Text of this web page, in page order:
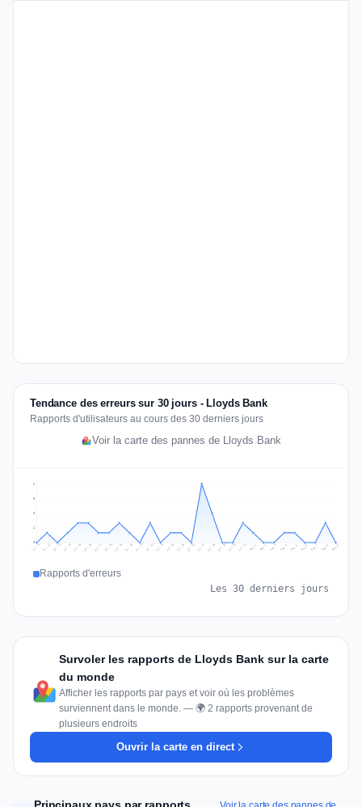
Tendance des erreurs sur 30 jours - Lloyds Bank
Rapports d'utilisateurs au cours des 30 derniers jours
Voir la carte des pannes de Lloyds Bank
2
3
5
6
Jul 11 Jul 12 Jul 13 Jul 14 Jul 15 Jul 16 Jul 17 Jul 18 Jul 19 Jul 20 Jul 21 Jul 22 Jul 23 Jul 24 Jul 25 Jul 26 Jul 27 Jul 28 Jul 29 Jul 30 Jul 31 Aug 1 Aug 2 Aug 3 Aug 4 Aug 5 Aug 6 Aug 7 Aug 8 Aug 9
Rapports d'erreurs
Les 30 derniers jours
Survoler les rapports de Lloyds Bank sur la carte
du monde
Afficher les rapports par pays et voir où les problèmes
surviennent dans le monde. — 🌍 2 rapports provenant de
plusieurs endroits
Ouvrir la carte en direct